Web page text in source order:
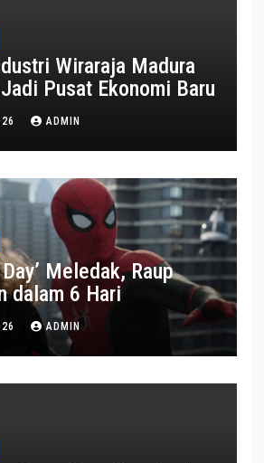
Wiraraja Madura
Pusat Ekonomi Baru
ADMIN
Meledak, Raup
dalam 6 Hari
ADMIN